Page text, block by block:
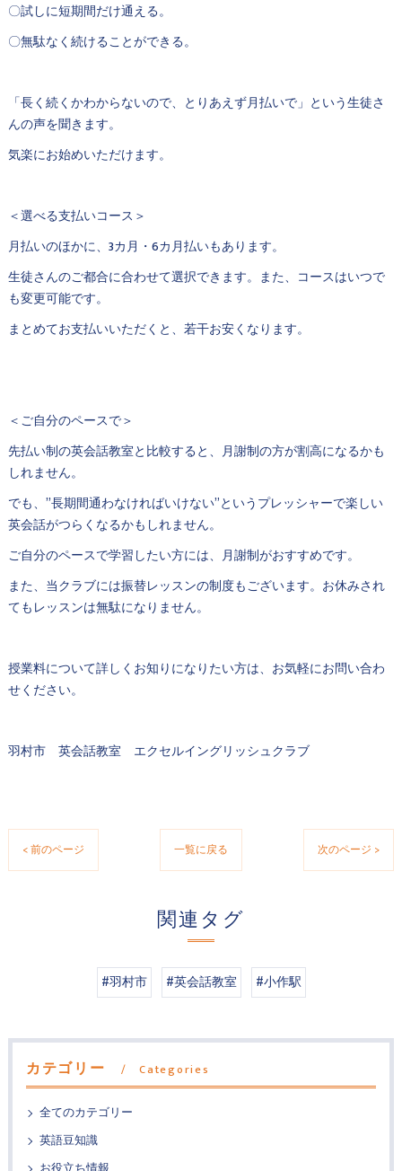
〇試しに短期間だけ通える。
〇無駄なく続けることができる。
「長く続くかわからないので、とりあえず月払いで」という生徒さ
んの声を聞きます。
気楽にお始めいただけます。
＜選べる支払いコース＞
月払いのほかに、3カ月・6カ月払いもあります。
生徒さんのご都合に合わせて選択できます。また、コースはいつで
も変更可能です。
まとめてお支払いいただくと、若干お安くなります。
＜ご自分のペースで＞
先払い制の英会話教室と比較すると、月謝制の方が割高になるかも
しれません。
でも、”長期間通わなければいけない”というプレッシャーで楽しい
英会話がつらくなるかもしれません。
ご自分のペースで学習したい方には、月謝制がおすすめです。
また、当クラブには振替レッスンの制度もございます。お休みされ
てもレッスンは無駄になりません。
授業料について詳しくお知りになりたい方は、お気軽にお問い合わ
せください。
羽村市 英会話教室 エクセルイングリッシュクラブ
< 前のページ 一覧に戻る 次のページ >
関連タグ
#羽村市 #英会話教室 #小作駅
カテゴリー Categories
全てのカテゴリー
英語豆知識